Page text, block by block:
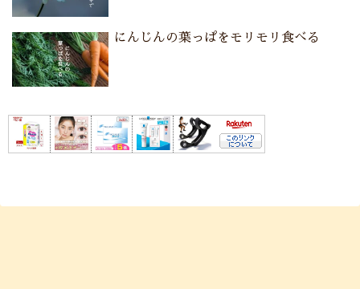
にんじんの葉っぱをモリモリ食べる